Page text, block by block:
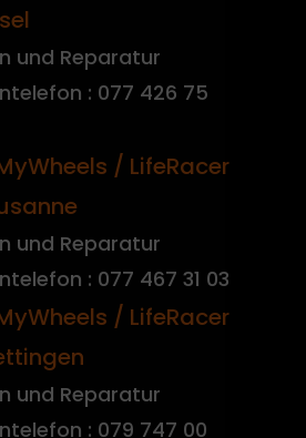
und Reparatur
: 077 426 75
/ LifeRacer
und Reparatur
: 077 467 31 03
/ LifeRacer
und Reparatur
: 079 747 00